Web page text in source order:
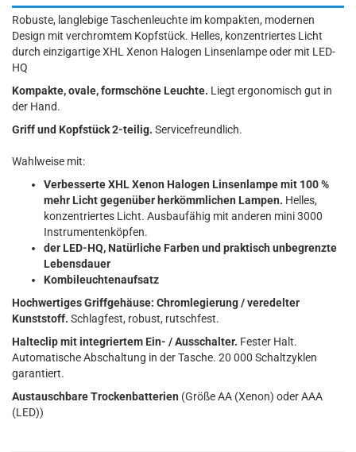
Robuste, langlebige Taschenleuchte im kompakten, modernen
Design mit verchromtem Kopfstück. Helles, konzentriertes Licht
durch einzigartige XHL Xenon Halogen Linsenlampe oder mit LED-
HQ
Kompakte, ovale, formschöne Leuchte. Liegt ergonomisch gut in
der Hand.
Griff und Kopfstück 2-teilig. Servicefreundlich.
Wahlweise mit:
Verbesserte XHL Xenon Halogen Linsenlampe mit 100 %
mehr Licht gegenüber herkömmlichen Lampen. Helles,
konzentriertes Licht. Ausbaufähig mit anderen mini 3000
Instrumentenköpfen.
der LED-HQ, Natürliche Farben und praktisch unbegrenzte
Lebensdauer
Kombileuchtenaufsatz
Hochwertiges Griffgehäuse: Chromlegierung / veredelter
Kunststoff. Schlagfest, robust, rutschfest.
Halteclip mit integriertem Ein- / Ausschalter. Fester Halt.
Automatische Abschaltung in der Tasche. 20 000 Schaltzyklen
garantiert.
Austauschbare Trockenbatterien (Größe AA (Xenon) oder AAA
(LED))